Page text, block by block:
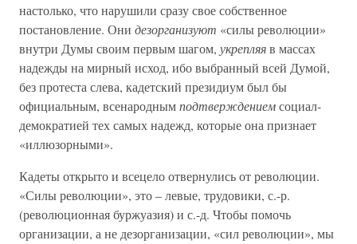
настолько, что нарушили сразу свое собственное
постановление. Они дезорганизуют «силы революции»
внутри Думы своим первым шагом, укрепляяв массах
надежды на мирный исход, ибо выбранный всей Думой,
без протеста слева, кадетский президиум был бы
официальным, всенароднымподтверждениемсоциал-
демократией тех самых надежд, которые она признает
«иллюзорными».
Кадеты открыто и всецело отвернулись от революции.
«Силы революции», это – левые, трудовики, с.-р.
(революционная буржуазия) и с.-д. Чтобы помочь
организации, а не дезорганизации, «сил революции», мы